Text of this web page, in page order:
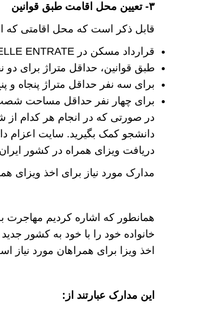
۳- تعیین محل اقامت طبق قوانین
قابل ذکر است که محل اقامتی که
قرارداد مسکن در AGENZIA DELLE ENTRATE ثبت شده باشد
طبق قوانین، حداقل متراژ برای دو نفر باید ۴۵ متر مربع باشد و خانه باید دارای یک
برای سه نفر حداقل متراژ پنجاه و
برای چهار نفر حداقل مساحت شصت
در صورتی که در انجام هر کدام
دانشجو کمک بگیرید. سایت اعزام
دریافت ویزای همراه در کشور
مدارک مورد نیاز برای اخذ ویزای
همانطور که اشاره کردیم مهاجرت
خانواده خود را با خود به کشور
اخذ ویزا برای همراهان مورد نیاز
این مدارک عبارتند از: